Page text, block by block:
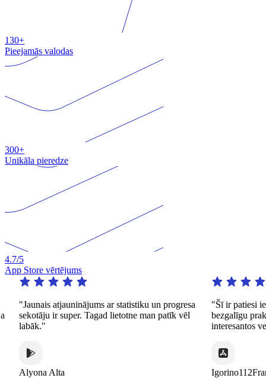
130+
Pieejamās valodas
300+
Unikāla pieredze
4.7/5
App Store vērtējums
"Jaunais atjauninājums ar statistiku un progresa
sekotāju ir super. Tagad lietotne man patīk vēl
labāk."
Alyona Alta
"Šī ir patiesi
bezgalīgu
interesantos